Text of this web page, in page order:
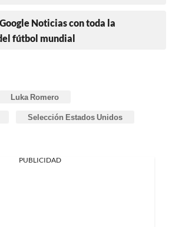
Noticias con toda la
fútbol mundial
Luka Romero
Selección Estados Unidos
PUBLICIDAD